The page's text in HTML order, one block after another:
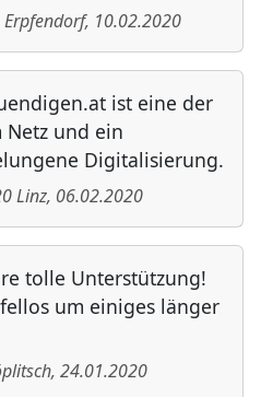
Erpfendorf, 10.02.2020
ist eine der
und ein
Digitalisierung.
Linz, 06.02.2020
tolle Unterstützung!
um einiges länger
, 24.01.2020